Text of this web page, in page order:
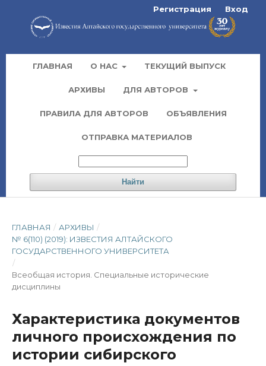
ГЛАВНАЯ О НАС ТЕКУЩИЙ ВЫПУСК
АРХИВЫ ДЛЯ АВТОРОВ
ПРАВИЛА ДЛЯ АВТОРОВ ОБЪЯВЛЕНИЯ
ОТПРАВКА МАТЕРИАЛОВ
Найти
Регистрация Вход
ГЛАВНАЯ / АРХИВЫ /
№ 6(110) (2019): ИЗВЕСТИЯ АЛТАЙСКОГО
ГОСУДАРСТВЕННОГО УНИВЕРСИТЕТА
/
Всеобщая история. Специальные исторические
дисциплины
Характеристика документов
личного происхождения по
истории сибирского